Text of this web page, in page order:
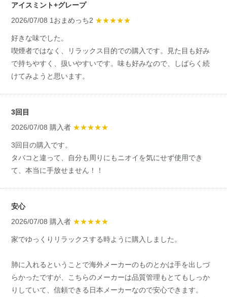
アイスミント+グレープ
2026/07/08 1おまめっち2 ★★★★★
好きな味でした。
喫煙者ではなく、リラックス目的での購入です。見た目も好み
で持ちやすく、扱いやすいです。味も好みなので、しばらく続
けてみようと思います。
3回目
2026/07/08 購入者 ★★★★★
3回目の購入です。
タバコと違って、自分も周りにもニオイを気にせず使用でき
て、本当に手放せません！！
安心
2026/07/08 購入者 ★★★★★
家でゆっくりリラックスする時ように購入しました。
肺に入れるということで海外メーカーのものとかは手を出しづ
らかったですが、こちらのメーカーは品質管理もとてもしっか
りしていて、信頼できる日本メーカーなので安心できます。